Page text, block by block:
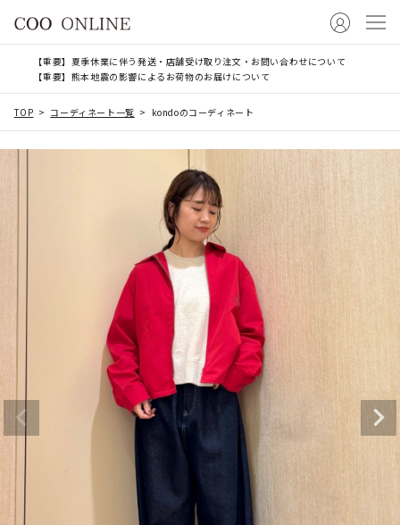
【重要】夏季休業に伴う発送・店舗受け取り注文・お問い合わせについて
【重要】熊本地震の影響によるお荷物のお届けについて
TOP コーディネート一覧 kondoのコーディネート